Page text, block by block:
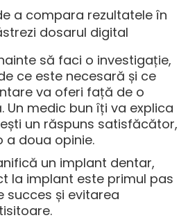
a compara rezultatele în
dosarul digital
să faci o investigație,
ce este necesară și ce
va oferi față de o
Un medic bun îți va explica
un răspuns satisfăcător,
a doua opinie.
un implant dentar,
la implant este primul pas
succes și evitarea